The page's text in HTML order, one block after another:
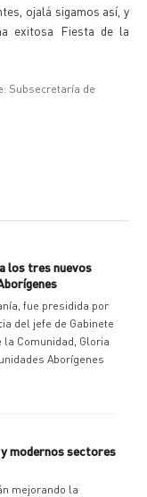
ojalá sigamos así, y
exitosa Fiesta de la
Subsecretaría de
los tres nuevos
fue presidida por
del jefe de Gabinete
Comunidad, Gloria
Aborígenes
modernos sectores
mejorando la